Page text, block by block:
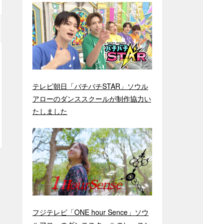
テレビ朝日「バチバチSTAR」ソウル
アローのダンススクールが制作協力い
たしました
フジテレビ「ONE hour Sence」ソウ